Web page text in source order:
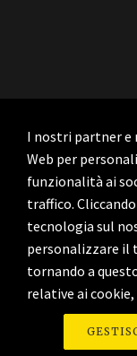
I nostri partner e
Web per
funzionalità ai
traffico.
tecnologia sul
personalizzare il
tornando a
relative ai cookie,
© Copyright 2026 -
02809720721 -